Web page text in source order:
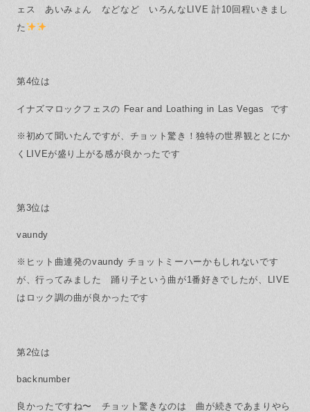
ェス あいみょん などなど いろんなLIVE 計10回程いきまし
た
第4位は
イナズマロックフェスの Fear and Loathing in Las Vegas です
※初めて聞いたんですが、チョット驚き！独特の世界観ととにか
くLIVEが盛り上がる感が良かったです
第3位は
vaundy
※ヒット曲連発のvaundy チョットミーハーかもしれないです
が、行ってみました 踊り子という曲が1番好きでしたが、LIVE
はロック調の曲が良かったです
第2位は
backnumber
良かったですね〜 チョット驚きなのは 曲が続きであまりやら